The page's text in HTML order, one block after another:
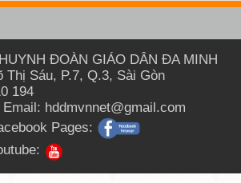
ĐOÀN GIÁO DÂN ĐA MINH
Thị Sáu, P.7, Q.3, Sài Gòn
194
hddmvnnet@gmail.com
Pages: